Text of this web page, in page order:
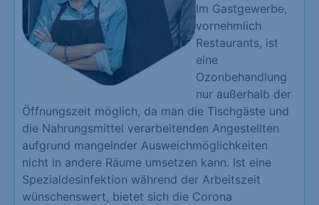
Im Gastgewerbe,
vornehmlich
Restaurants, ist
eine
Ozonbehandlung
nur außerhalb der
Öffnungszeit möglich, da man die Tischgäste und
die Nahrungsmittel verarbeitenden Angestellten
aufgrund mangelnder Ausweichmöglichkeiten
nicht in andere Räume umsetzen kann. Ist eine
Spezialdesinfektion während der Arbeitszeit
wünschenswert, bietet sich die Corona